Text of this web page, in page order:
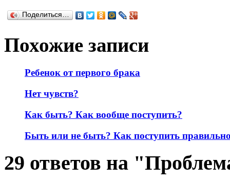
Поделиться…
Похожие записи
Ребенок от первого брака
Нет чувств?
Как быть? Как вообще поступить?
Быть или не быть? Как поступить
29 ответов на